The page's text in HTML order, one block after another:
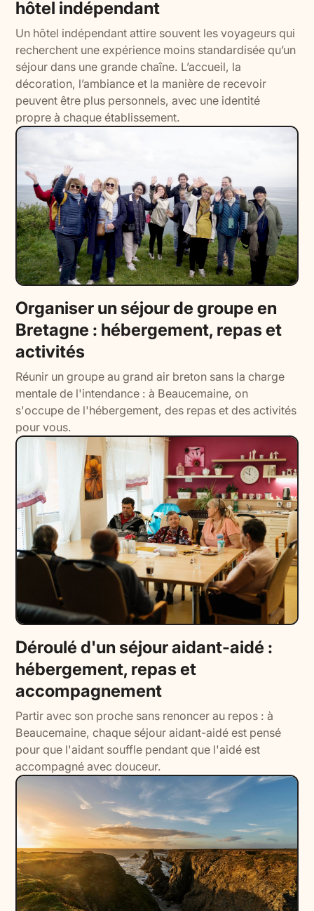
hôtel indépendant
Un hôtel indépendant attire souvent les voyageurs qui
recherchent une expérience moins standardisée qu’un
séjour dans une grande chaîne. L’accueil, la
décoration, l’ambiance et la manière de recevoir
peuvent être plus personnels, avec une identité
propre à chaque établissement.
Organiser un séjour de groupe en
Bretagne : hébergement, repas et
activités
Réunir un groupe au grand air breton sans la charge
mentale de l'intendance : à Beaucemaine, on
s'occupe de l'hébergement, des repas et des activités
pour vous.
Déroulé d'un séjour aidant-aidé :
hébergement, repas et
accompagnement
Partir avec son proche sans renoncer au repos : à
Beaucemaine, chaque séjour aidant-aidé est pensé
pour que l'aidant souffle pendant que l'aidé est
accompagné avec douceur.